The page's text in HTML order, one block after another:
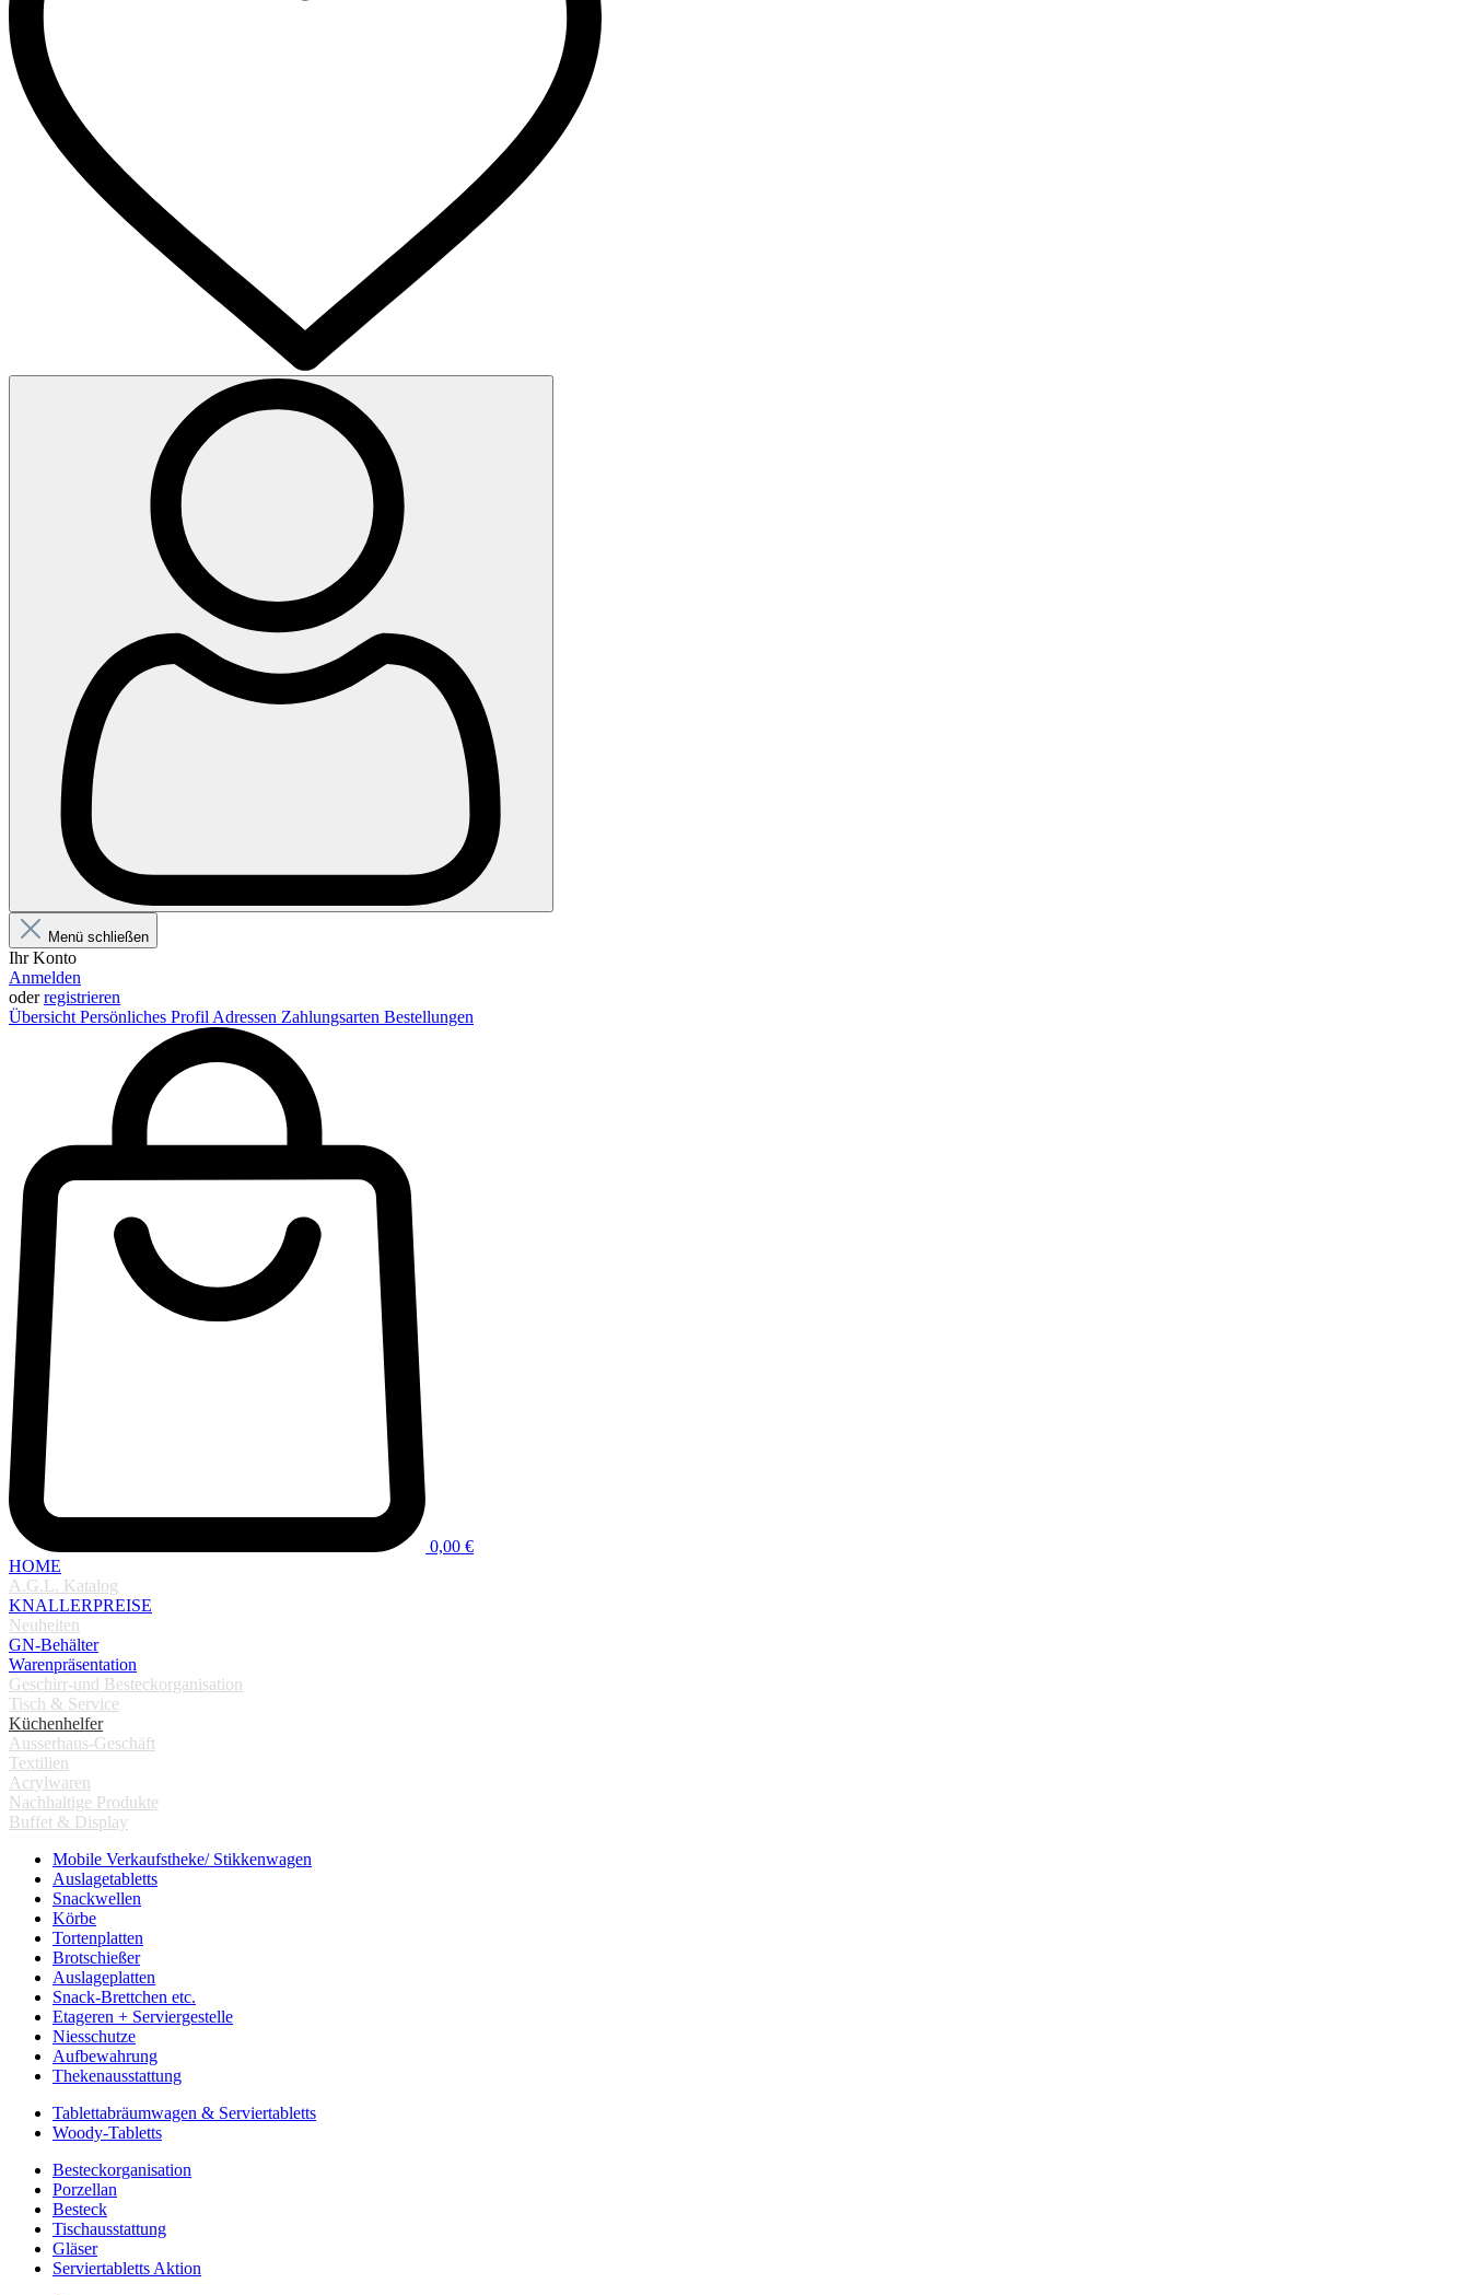
Menü schließen
Ihr Konto
Anmelden
oderregistrieren
Übersicht Persönliches Profil Adressen Zahlungsarten Bestellungen
0,00 €
HOME
A.G.L. Katalog
KNALLERPREISE
Neuheiten
GN-Behälter
Warenpräsentation
Geschirr-und Besteckorganisation
Tisch & Service
Küchenhelfer
Ausserhaus-Geschäft
Textilien
Acrylwaren
Nachhaltige Produkte
Buffet & Display
Mobile Verkaufstheke/ Stikkenwagen
Auslagetabletts
Snackwellen
Körbe
Tortenplatten
Brotschießer
Auslageplatten
Snack-Brettchen etc.
Etageren + Serviergestelle
Niesschutze
Aufbewahrung
Thekenausstattung
Tablettabräumwagen & Serviertabletts
Woody-Tabletts
Besteckorganisation
Porzellan
Besteck
Tischausstattung
Gläser
Serviertabletts Aktion